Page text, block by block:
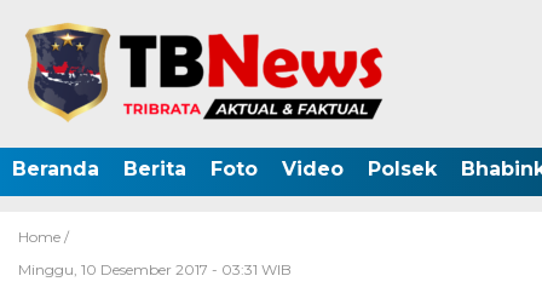
Beranda Berita Foto Video Polsek
Home /
Minggu, 10 Desember 2017 - 03:31 WIB